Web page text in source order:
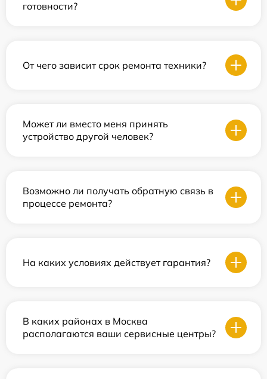
готовности?
От чего зависит срок ремонта техники?
Может ли вместо меня принять
устройство другой человек?
Возможно ли получать обратную связь в
процессе ремонта?
На каких условиях действует гарантия?
В каких районах в Москва
располагаются ваши сервисные центры?